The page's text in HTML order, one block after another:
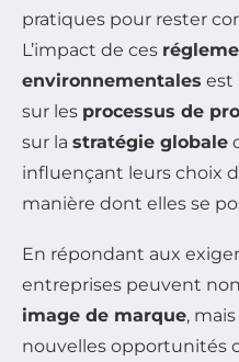
pratiques pour rester
L’impact de ces
environnementales est
sur les processus de
sur la stratégie globale
influençant leurs choix
manière dont elles se
En répondant aux
entreprises peuvent
image de marque,
nouvelles opportunités